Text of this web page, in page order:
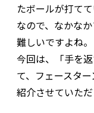
たボールが打て
なので、なかな
難しいですよね。
今回は、「手を
て、フェースタ
紹介させていただ